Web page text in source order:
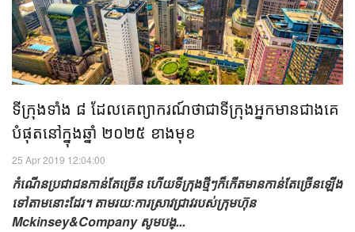
ទីក្រុងទាំង ៨ ដែលគេព្យាករណ៍ថាជាទីក្រុងអ្នកមាន​ជាងគេ​
បំផុត​​នៅ​ក្នុង​ឆ្នាំ ២០២៥ ខាងមុខ
25 Apr 2019 12:04:00
កំណើន​ប្រជាជន​កាន់តែ​ច្រើន ហើយ​ទីក្រុង​ថ្មីៗ​ក៏​កើត​មាន​កាន់តែ​ច្រើន​ឡើង​
ទៅតាម​នោះ​ដែរ។ តាម​រយៈ​ការ​ស្រាវជ្រាវ​របស់​ក្រុមហ៊ុន
Mckinsey&Company សូម​បង្...